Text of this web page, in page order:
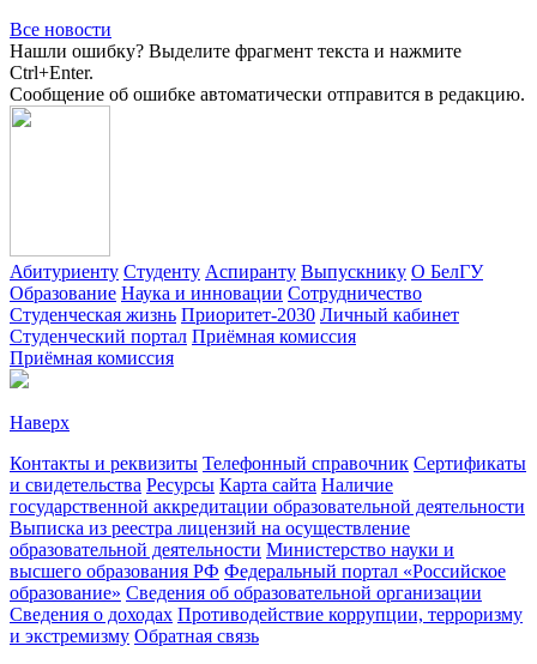
Все новости
Нашли ошибку? Выделите фрагмент текста и нажмите
Ctrl+Enter.
Сообщение об ошибке автоматически отправится в редакцию.
Абитуриенту Студенту Аспиранту Выпускнику О БелГУ
Образование Наука и инновации Сотрудничество
Студенческая жизнь Приоритет-2030 Личный кабинет
Студенческий портал Приёмная комиссия
Приёмная комиссия
Наверх
Контакты и реквизиты Телефонный справочник Сертификаты
и свидетельства Ресурсы Карта сайта Наличие
государственной аккредитации образовательной деятельности
Выписка из реестра лицензий на осуществление
образовательной деятельности Министерствo науки и
высшего образования РФ Федеральный портал «Российское
образование» Сведения об образовательной организации
Сведения о доходах Противодействие коррупции, терроризму
и экстремизму Обратная связь